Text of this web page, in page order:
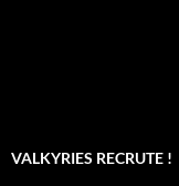
VALKYRIES RECRUTE !